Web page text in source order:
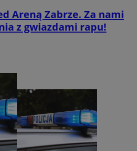
Areną Zabrze. Za nami
z gwiazdami rapu!